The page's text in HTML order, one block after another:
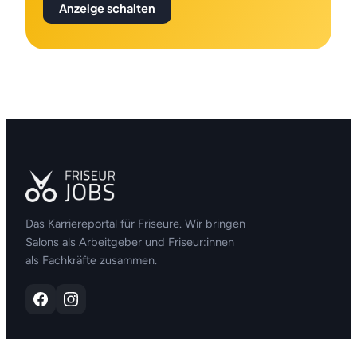
Anzeige schalten
Das Karriereportal für Friseure. Wir bringen
Salons als Arbeitgeber und Friseur:innen
als Fachkräfte zusammen.